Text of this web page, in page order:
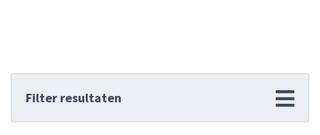
Filter resultaten